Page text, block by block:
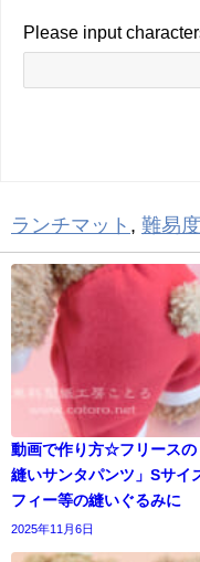
Please input
ランチマット , 難
動画で作り方☆フリースの
縫いサンタパンツ」Sサイ
フィー等の縫いぐるみに
2025年11月6日